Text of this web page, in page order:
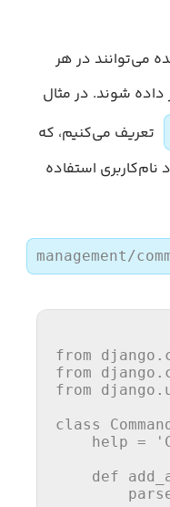
می‌توانند در هر
داده شوند. در مثال
تعریف می‌کنیم، که
نام‌کاربری استفاده
management/
from
from
from
class
help =
def